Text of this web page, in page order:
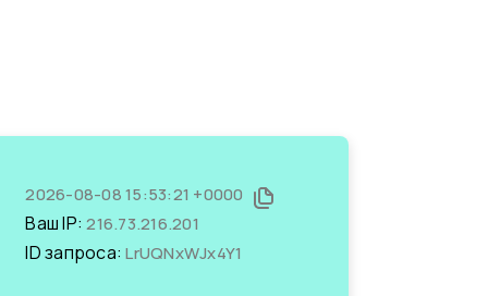
2026-08-08 15:53:21 +0000
Ваш IP:216.73.216.201
ID запроса:LrUQNxWJx4Y1